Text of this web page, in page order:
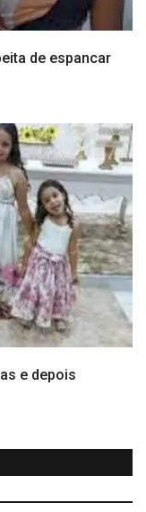
de espancar
e depois